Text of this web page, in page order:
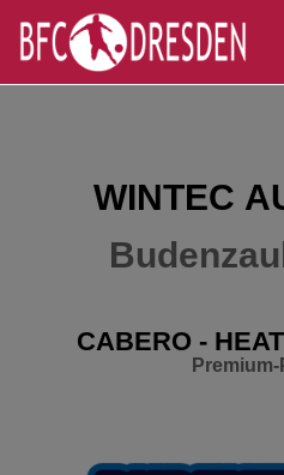
Inhalt
springen
WINTEC
CABERO -